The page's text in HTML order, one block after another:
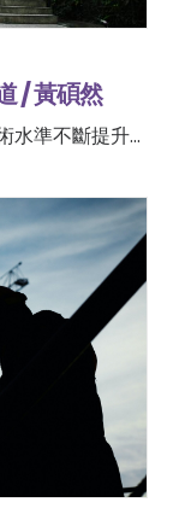
/ 黃碩然
水準不斷提升...